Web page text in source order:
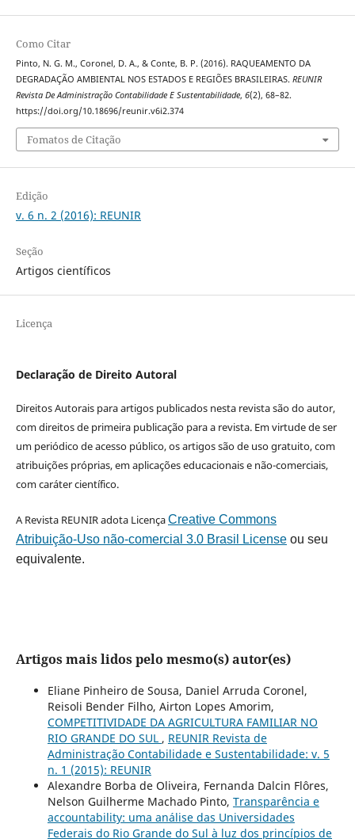
Como Citar
Pinto, N. G. M., Coronel, D. A., & Conte, B. P. (2016). RAQUEAMENTO DA
DEGRADAÇÃO AMBIENTAL NOS ESTADOS E REGIÕES BRASILEIRAS. REUNIR
Revista De Administração Contabilidade E Sustentabilidade, 6(2), 68–82.
https://doi.org/10.18696/reunir.v6i2.374
Fomatos de Citação
Edição
v. 6 n. 2 (2016): REUNIR
Seção
Artigos científicos
Licença
Declaração de Direito Autoral
Direitos Autorais para artigos publicados nesta revista são do autor,
com direitos de primeira publicação para a revista. Em virtude de ser
um periódico de acesso público, os artigos são de uso gratuito, com
atribuições próprias, em aplicações educacionais e não-comerciais,
com caráter científico.
A Revista REUNIR adota LicençaCreative Commons
Atribuição-Uso não-comercial 3.0 Brasil Licenseou seu
equivalente.
Artigos mais lidos pelo mesmo(s) autor(es)
Eliane Pinheiro de Sousa, Daniel Arruda Coronel,
Reisoli Bender Filho, Airton Lopes Amorim,
COMPETITIVIDADE DA AGRICULTURA FAMILIAR NO
RIO GRANDE DO SUL , REUNIR Revista de
Administração Contabilidade e Sustentabilidade: v. 5
n. 1 (2015): REUNIR
Alexandre Borba de Oliveira, Fernanda Dalcin Flôres,
Nelson Guilherme Machado Pinto, Transparência e
accountability: uma análise das Universidades
Federais do Rio Grande do Sul à luz dos princípios de